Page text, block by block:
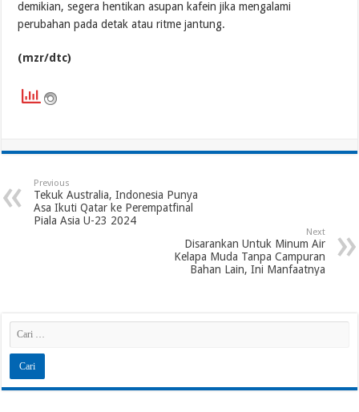
demikian, segera hentikan asupan kafein jika mengalami
perubahan pada detak atau ritme jantung.
(mzr/dtc)
Previous
Tekuk Australia, Indonesia Punya
Asa Ikuti Qatar ke Perempatfinal
Piala Asia U-23 2024
Next
Disarankan Untuk Minum Air
Kelapa Muda Tanpa Campuran
Bahan Lain, Ini Manfaatnya